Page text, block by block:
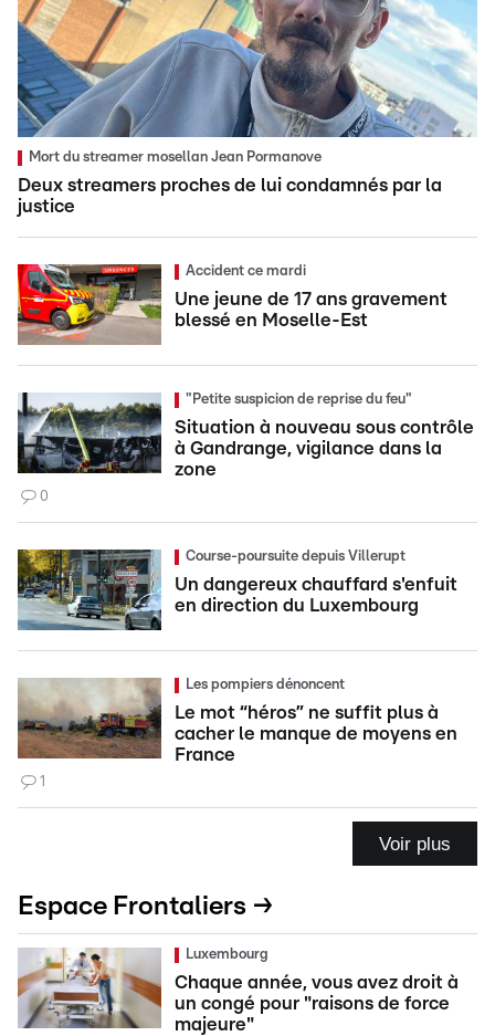
Mort du streamer mosellan Jean Pormanove
Deux streamers proches de lui condamnés par la
justice
Accident ce mardi
Une jeune de 17 ans gravement
blessé en Moselle-Est
"Petite suspicion de reprise du feu"
Situation à nouveau sous contrôle
à Gandrange, vigilance dans la
zone
0
Course-poursuite depuis Villerupt
Un dangereux chauffard s'enfuit
en direction du Luxembourg
Les pompiers dénoncent
Le mot “héros” ne suffit plus à
cacher le manque de moyens en
France
1
Voir plus
Espace Frontaliers →
Luxembourg
Chaque année, vous avez droit à
un congé pour "raisons de force
majeure"